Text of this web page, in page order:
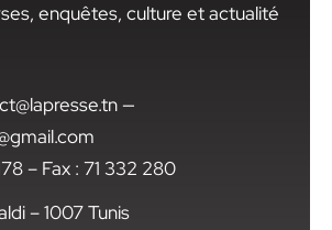
enquêtes, culture et actualité
—
– Fax : 71 332 280
– 1007 Tunis